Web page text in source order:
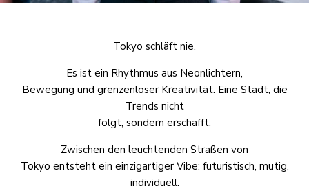
Tokyo schläft nie.
Es ist ein Rhythmus aus Neonlichtern,
Bewegung und grenzenloser Kreativität. Eine Stadt, die
Trends nicht
folgt, sondern erschafft.
Zwischen den leuchtenden Straßen von
Tokyo entsteht ein einzigartiger Vibe: futuristisch, mutig,
individuell.